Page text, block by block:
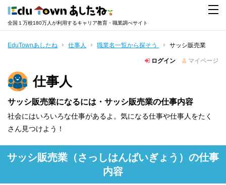
全国１万校180万人が利用するキャリア教育・職業調べサイト
EduTownあしたね 仕事人 職業名一覧から探そう サッシ販売業
ログイン マイページ
仕事人
サッシ販売業になるには・サッシ販売業の仕事内容
社会にはいろいろな仕事があるよ。気になる仕事や仕事人をたく
さん見つけよう！
サッシ販売業 （さっしはんばいぎょう） の仕事
内容